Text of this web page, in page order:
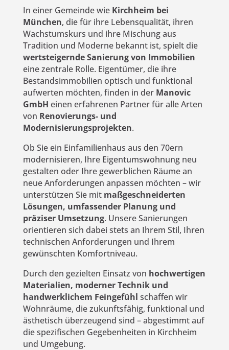
In einer Gemeinde wie Kirchheim bei
München, die für ihre Lebensqualität, ihren
Wachstumskurs und ihre Mischung aus
Tradition und Moderne bekannt ist, spielt die
wertsteigernde Sanierung von Immobilien
eine zentrale Rolle. Eigentümer, die ihre
Bestandsimmobilien optisch und funktional
aufwerten möchten, finden in der Manovic
GmbH einen erfahrenen Partner für alle Arten
von Renovierungs- und
Modernisierungsprojekten.
Ob Sie ein Einfamilienhaus aus den 70ern
modernisieren, Ihre Eigentumswohnung neu
gestalten oder Ihre gewerblichen Räume an
neue Anforderungen anpassen möchten – wir
unterstützen Sie mit maßgeschneiderten
Lösungen, umfassender Planung und
präziser Umsetzung. Unsere Sanierungen
orientieren sich dabei stets an Ihrem Stil, Ihren
technischen Anforderungen und Ihrem
gewünschten Komfortniveau.
Durch den gezielten Einsatz von hochwertigen
Materialien, moderner Technik und
handwerklichem Feingefühl schaffen wir
Wohnräume, die zukunftsfähig, funktional und
ästhetisch überzeugend sind – abgestimmt auf
die spezifischen Gegebenheiten in Kirchheim
und Umgebung.